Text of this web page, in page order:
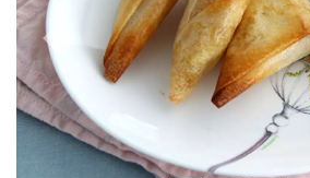
Prejšnji